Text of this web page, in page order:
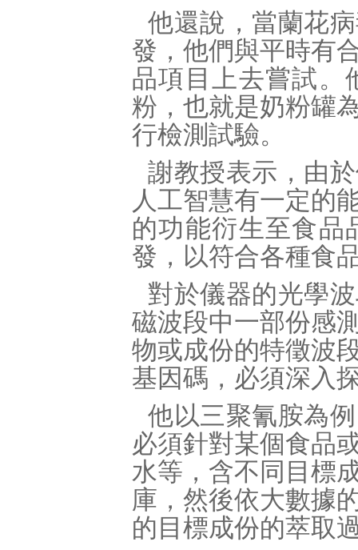
他還說，當蘭花
發，他們與平時有
品項目上去嘗試。
粉，也就是奶粉罐
行檢測試驗。
謝教授表示，由
人工智慧有一定的
的功能衍生至食品
發，以符合各種食
對於儀器的光學
磁波段中一部份感
物或成份的特徵波
基因碼，必須深入
他以三聚氰胺為
必須針對某個食品
水等，含不同目標
庫，然後依大數據
的目標成份的萃取